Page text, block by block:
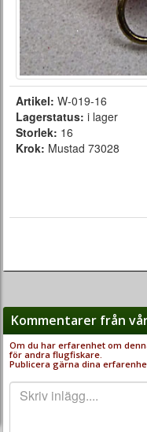
Artikel: W-019-16
Lagerstatus: i lager
Storlek: 16
Krok: Mustad 73028
Kommentarer från
Om du har erfarenhet om
för andra flugfiskare.
Publicera gärna dina